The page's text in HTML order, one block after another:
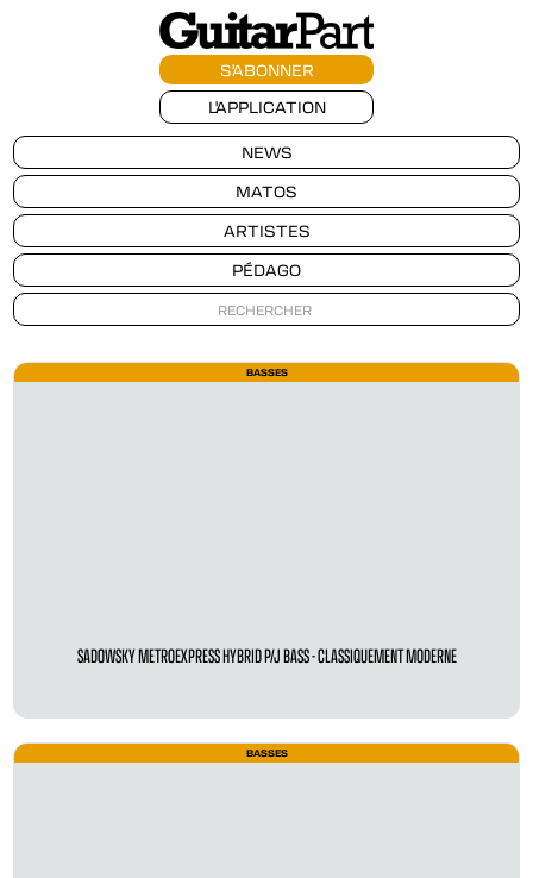
S'ABONNER
L'APPLICATION
NEWS
MATOS
ARTISTES
PÉDAGO
BASSES
SADOWSKY METROEXPRESS HYBRID P/J BASS - CLASSIQUEMENT MODERNE
BASSES